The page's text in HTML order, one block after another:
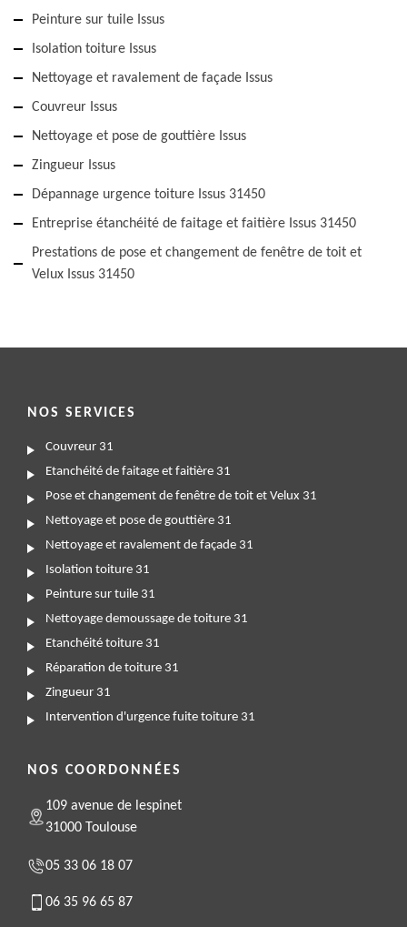
Peinture sur tuile Issus
Isolation toiture Issus
Nettoyage et ravalement de façade Issus
Couvreur Issus
Nettoyage et pose de gouttière Issus
Zingueur Issus
Dépannage urgence toiture Issus 31450
Entreprise étanchéité de faitage et faitière Issus 31450
Prestations de pose et changement de fenêtre de toit et
Velux Issus 31450
NOS SERVICES
Couvreur 31
Etanchéité de faitage et faitière 31
Pose et changement de fenêtre de toit et Velux 31
Nettoyage et pose de gouttière 31
Nettoyage et ravalement de façade 31
Isolation toiture 31
Peinture sur tuile 31
Nettoyage demoussage de toiture 31
Etanchéité toiture 31
Réparation de toiture 31
Zingueur 31
Intervention d'urgence fuite toiture 31
NOS COORDONNÉES
109 avenue de lespinet
31000 Toulouse
05 33 06 18 07
06 35 96 65 87